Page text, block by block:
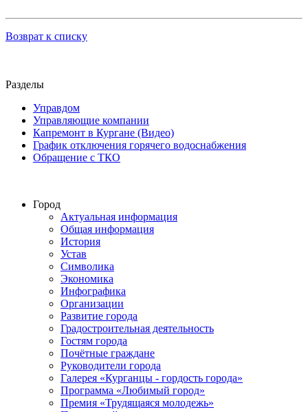
Возврат к списку
Разделы
Управдом
Управляющие компании
Капремонт в Кургане (Видео)
График отключения горячего водоснабжения
Обращение с ТКО
Город
Актуальная информация
Общая информация
История
Устав
Символика
Экономика
Инфографика
Организации
Развитие города
Градостроительная деятельность
Гостям города
Почётные граждане
Руководители города
Галерея «Курганцы - гордость города»
Программа «Любимый город»
Премия «Трудящаяся молодежь»